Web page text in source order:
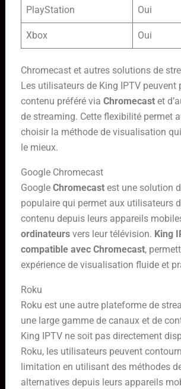
PlayStation Oui
Xbox Oui
Chromecast et autres solutions de
Les utilisateurs de King IPTV peuvent
contenu préféré via Chromecastet
de streaming. Cette flexibilité permet
choisir la méthode de visualisation
le mieux.
Google Chromecast
Google Chromecastest une solution
populaire qui permet aux utilisateurs
contenu depuis leurs appareils
ordinateursvers leur télévision. King
compatible avec Chromecast,
expérience de visualisation fluide et
Roku
Roku est une autre plateforme de
une large gamme de canaux et de
King IPTV ne soit pas directement
Roku, les utilisateurs peuvent
limitation en utilisant des méthodes
alternatives depuis leurs appareils